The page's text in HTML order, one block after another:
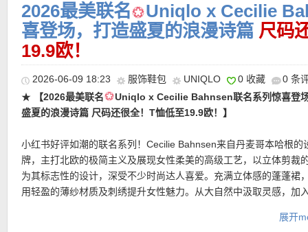
2026最美联名
Uniqlo x Cecilie
喜登场，打造盛夏的浪漫诗篇 尺码
19.9欧！
2026-06-09 18:23 服饰鞋包 UNIQLO 0 收藏
0 条
★
【2026最美联名
Uniqlo x Cecilie Bahnsen联名系列惊喜登
盛夏的浪漫诗篇 尺码还很全！T恤低至19.9欧！】
小红书好评如潮的联名系列！Cecilie Bahnsen来自丹麦哥本哈根的
牌，主打北欧的极简主义及展现女性柔美的高级工艺，以立体剪裁
为其标志性的设计，深受不少时尚达人喜爱。充满立体感的蓬蓬裙
用轻盈的薄纱材质及刺绣提升女性魅力。从大自然中汲取灵感，加
氛围。Cecilie Bahnsen与优衣库今年首次推出LifeWear联乘系列，
展开